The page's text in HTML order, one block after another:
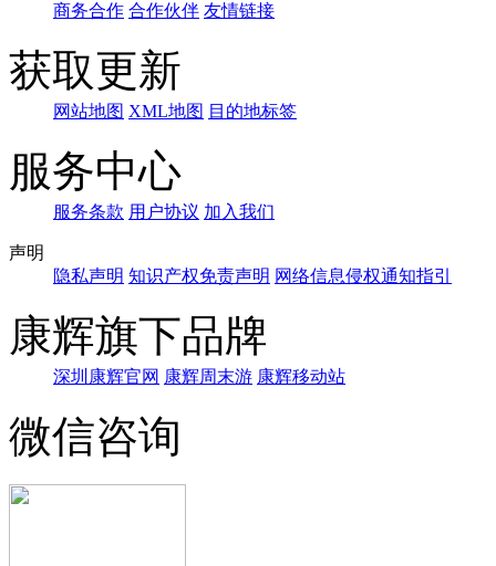
商务合作 合作伙伴 友情链接
获取更新
网站地图 XML地图 目的地标签
服务中心
服务条款 用户协议 加入我们
声明
隐私声明 知识产权免责声明 网络信息侵权通知指引
康辉旗下品牌
深圳康辉官网 康辉周末游 康辉移动站
微信咨询